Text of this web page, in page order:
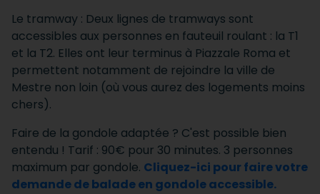
Le tramway : Deux lignes de tramways sont
accessibles aux personnes en fauteuil roulant : la T1
et la T2. Elles ont leur terminus à Piazzale Roma et
permettent notamment de rejoindre la ville de
Mestre non loin (où vous aurez des logements moins
chers).
Faire de la gondole adaptée ? C'est possible bien
entendu ! Tarif : 90€ pour 30 minutes. 3 personnes
maximum par gondole. Cliquez-ici pour faire votre
demande de balade en gondole accessible.